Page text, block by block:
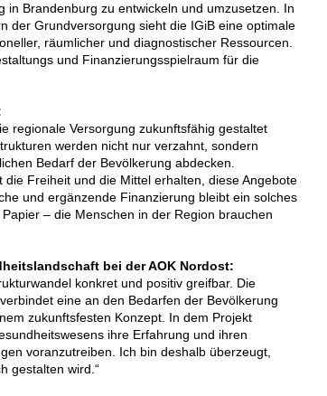
in Brandenburg zu entwickeln und umzusetzen. In
der Grundversorgung sieht die IGiB eine optimale
räumlicher und diagnostischer Ressourcen.
und Finanzierungsspielraum für die
regionale Versorgung zukunftsfähig gestaltet
werden nicht nur verzahnt, sondern
Bedarf der Bevölkerung abdecken.
Freiheit und die Mittel erhalten, diese Angebote
und ergänzende Finanzierung bleibt ein solches
– die Menschen in der Region brauchen
bei der AOK Nordost:
konkret und positiv greifbar. Die
eine an den Bedarfen der Bevölkerung
zukunftsfesten Konzept. In dem Projekt
ihre Erfahrung und ihren
voranzutreiben. Ich bin deshalb überzeugt,
gestalten wird.“